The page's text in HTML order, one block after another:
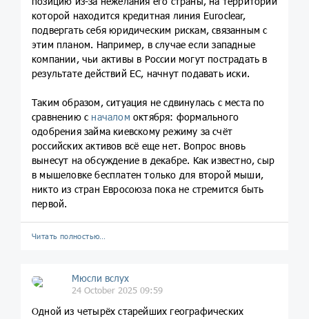
которой находится кредитная линия Euroclear,
подвергать себя юридическим рискам, связанным с
этим планом. Например, в случае если западные
компании, чьи активы в России могут пострадать в
результате действий ЕС, начнут подавать иски.
Таким образом, ситуация не сдвинулась с места по
сравнению с началом октября: формального
одобрения займа киевскому режиму за счёт
российских активов всё еще нет. Вопрос вновь
вынесут на обсуждение в декабре. Как известно, сыр
в мышеловке бесплатен только для второй мыши,
никто из стран Евросоюза пока не стремится быть
первой.
Читать полностью…
Мюсли вслух
24 October 2025 09:59
Одной из четырёх старейших географических